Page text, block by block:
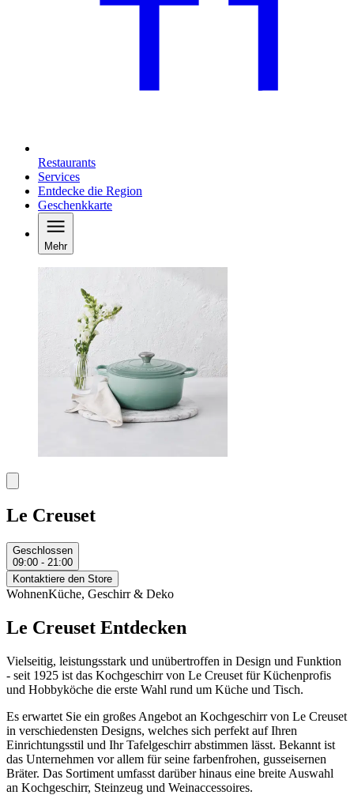
Restaurants
Services
Entdecke die Region
Geschenkkarte
Mehr
Le Creuset
Geschlossen
09:00 - 21:00
Kontaktiere den Store
WohnenKüche, Geschirr & Deko
Le Creuset Entdecken
Vielseitig, leistungsstark und unübertroffen in Design und Funktion
- seit 1925 ist das Kochgeschirr von Le Creuset für Küchenprofis
und Hobbyköche die erste Wahl rund um Küche und Tisch.
Es erwartet Sie ein großes Angebot an Kochgeschirr von Le Creuset
in verschiedensten Designs, welches sich perfekt auf Ihren
Einrichtungsstil und Ihr Tafelgeschirr abstimmen lässt. Bekannt ist
das Unternehmen vor allem für seine farbenfrohen, gusseisernen
Bräter. Das Sortiment umfasst darüber hinaus eine breite Auswahl
an Kochgeschirr, Steinzeug und Weinaccessoires.